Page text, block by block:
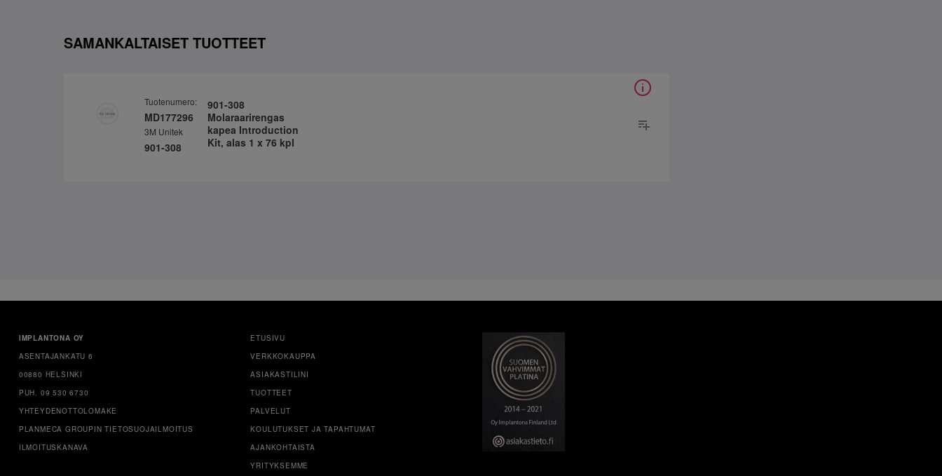
SAMANKALTAISET TUOTTEET
Tuotenumero:
MD177296
3M Unitek
901-308
901-308
Molaraarirengas
kapea Introduction
Kit, alas 1 x 76 kpl
IMPLANTONA OY
ASENTAJANKATU 6
00880 HELSINKI
PUH. 09 530 6730
YHTEYDENOTTOLOMAKE
PLANMECA GROUPIN TIETOSUOJAILMOITUS
ILMOITUSKANAVA
ETUSIVU
VERKKOKAUPPA
ASIAKASTILINI
TUOTTEET
PALVELUT
KOULUTUKSET JA TAPAHTUMAT
AJANKOHTAISTA
YRITYKSEMME